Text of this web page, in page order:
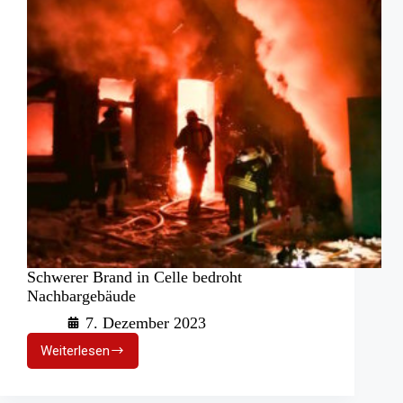
Schwerer Brand in Celle bedroht
Nachbargebäude
7. Dezember 2023
Weiterlesen
Schwerer
Brand